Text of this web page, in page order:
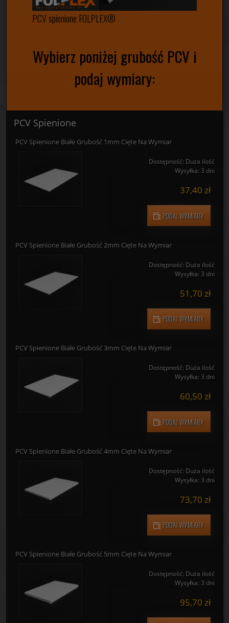
PCV spienione FOLPLEX®
Wybierz poniżej grubość PCV i
podaj wymiary:
PCV Spienione Białe Grubość 1mm Cięte Na Wymiar
Dostępność: Duża ilość
37,40 zł
PODAJ WYMIARY
PCV Spienione Białe Grubość 2mm Cięte Na Wymiar
Dostępność: Duża ilość
51,70 zł
PODAJ WYMIARY
PCV Spienione Białe Grubość 3mm Cięte Na Wymiar
Dostępność:Duża ilość
60,50 zł
PODAJ WYMIARY
PCV Spienione Białe Grubość 4mm Cięte Na Wymiar
Dostępność:Duża ilość
73,70 zł
PODAJ WYMIARY
PCV Spienione Białe Grubość 5mm Cięte Na Wymiar
Dostępność:Duża ilość